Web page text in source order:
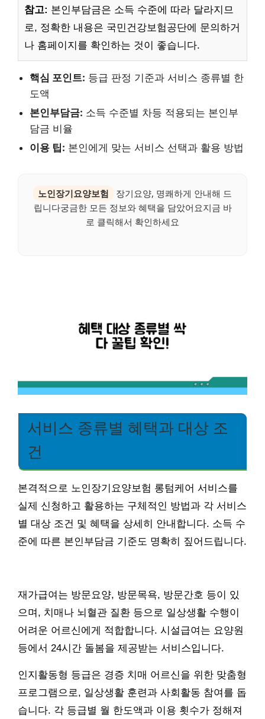
참고: 본인부담금은 소득 수준에 따라 달라지므
로, 정확한 내용은 국민건강보험공단에 문의하거
나 홈페이지를 확인하는 것이 좋습니다.
핵심 포인트: 등급 판정 기준과 서비스 종류별 한
도액
본인부담금: 소득 수준별 차등 적용되는 본인부
담금 비율
이용 팁: 본인에게 맞는 서비스 선택과 활용 방법
노인장기요양보험
장기요양, 명쾌하게 안내해 드
립니다궁금한 모든 정보와 혜택을 담았어요지금 바
로 클릭해서 확인하세요
서비스 종류별 혜택과 대상 조
건
본격적으로 노인장기요양보험 롱텀케어 서비스를
실제 신청하고 활용하는 구체적인 방법과 각 서비스
별 대상 조건 및 혜택을 상세히 안내합니다. 소득 수
준에 따른 본인부담금 기준도 명확히 짚어드립니다.
재가급여는 방문요양, 방문목욕, 방문간호 등이 있
으며, 치매나 뇌혈관 질환 등으로 일상생활 수행이
어려운 어르신에게 적합합니다. 시설급여는 요양원
등에서 24시간 돌봄을 제공받는 서비스입니다.
인지활동형 등급은 경증 치매 어르신을 위한 맞춤형
프로그램으로, 일상생활 훈련과 사회활동 참여를 돕
습니다. 각 등급별 월 한도액과 이용 횟수가 정해져